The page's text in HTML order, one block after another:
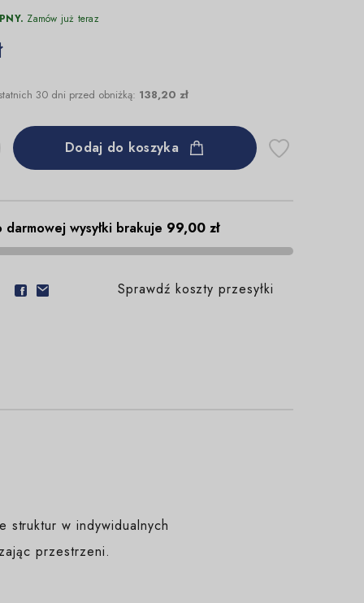
Zamów już teraz
30 dni przed obniżką: 138,20 zł
Dodaj do koszyka
darmowej wysyłki brakuje 99,00 zł
Sprawdź koszty przesyłki
struktur w indywidualnych
przestrzeni.